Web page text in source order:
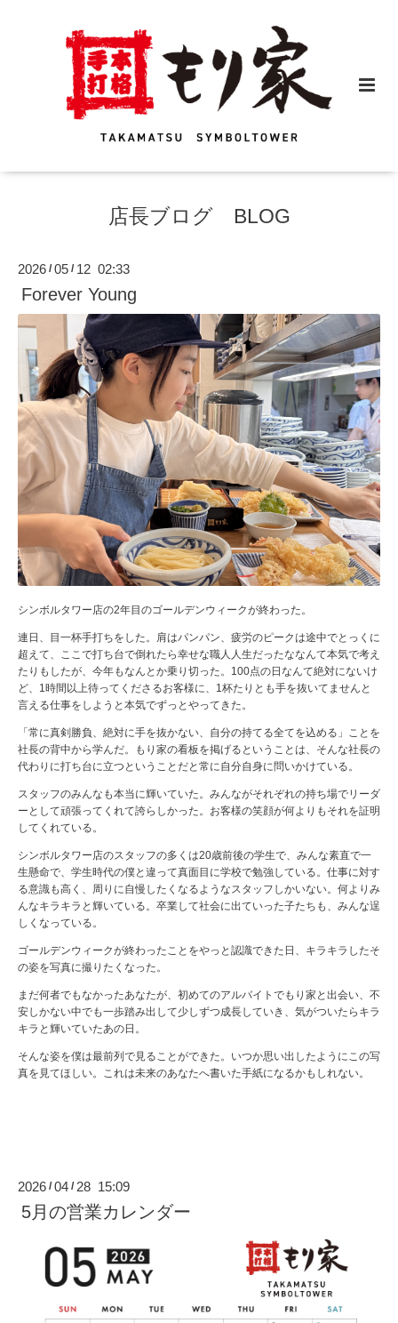
店長ブログ BLOG
2026 /05 / 12 02:33
Forever Young
シンボルタワー店の2年目のゴールデンウィークが終わった。
連日、目一杯手打ちをした。肩はパンパン、疲労のピークは途中でとっくに
超えて、ここで打ち台で倒れたら幸せな職人人生だったななんて本気で考え
たりもしたが、今年もなんとか乗り切った。100点の日なんて絶対にないけ
ど、1時間以上待ってくださるお客様に、1杯たりとも手を抜いてませんと
言える仕事をしようと本気でずっとやってきた。
「常に真剣勝負、絶対に手を抜かない、自分の持てる全てを込める」ことを
社長の背中から学んだ。もり家の看板を掲げるということは、そんな社長の
代わりに打ち台に立つということだと常に自分自身に問いかけている。
スタッフのみんなも本当に輝いていた。みんながそれぞれの持ち場でリーダ
ーとして頑張ってくれて誇らしかった。お客様の笑顔が何よりもそれを証明
してくれている。
シンボルタワー店のスタッフの多くは20歳前後の学生で、みんな素直で一
生懸命で、学生時代の僕と違って真面目に学校で勉強している。仕事に対す
る意識も高く、周りに自慢したくなるようなスタッフしかいない。何よりみ
んなキラキラと輝いている。卒業して社会に出ていった子たちも、みんな逞
しくなっている。
ゴールデンウィークが終わったことをやっと認識できた日、キラキラしたそ
の姿を写真に撮りたくなった。
まだ何者でもなかったあなたが、初めてのアルバイトでもり家と出会い、不
安しかない中でも一歩踏み出して少しずつ成長していき、気がついたらキラ
キラと輝いていたあの日。
そんな姿を僕は最前列で見ることができた。いつか思い出したようにこの写
真を見てほしい。これは未来のあなたへ書いた手紙になるかもしれない。
2026 /04 / 28 15:09
5月の営業カレンダー